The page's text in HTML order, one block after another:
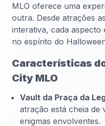
MLO oferece uma
outra. Desde atrações
interativa, cada
no espírito do
Características
City MLO
Vault da Praça da
atração está cheia de
enigmas envolventes.